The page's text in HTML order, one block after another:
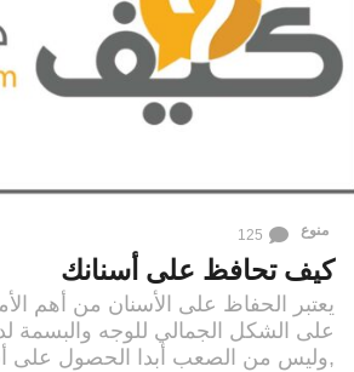
منوع 125
كيف تحافظ على أسنانك
يعتبر الحفاظ على الأسنان من أهم
على الشكل الجمالي للوجه والبسمة
,وليس من الصعب أبدا الحصول على